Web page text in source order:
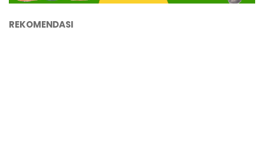
REKOMENDASI